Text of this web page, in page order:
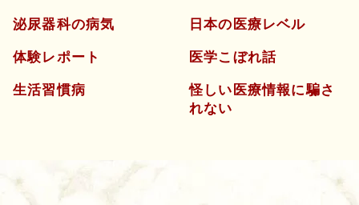
泌尿器科の病気
体験レポート
生活習慣病
日本の医療レベル
医学こぼれ話
怪しい医療情報に騙さ
れない